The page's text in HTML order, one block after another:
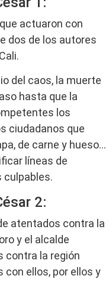
actuaron con
dos de los autores
del caos, la muerte
hasta que la
los
ciudadanos que
de carne y hueso…
líneas de
culpables.
2:
atentados contra la
y el alcalde
contra la región
con ellos, por ellos y